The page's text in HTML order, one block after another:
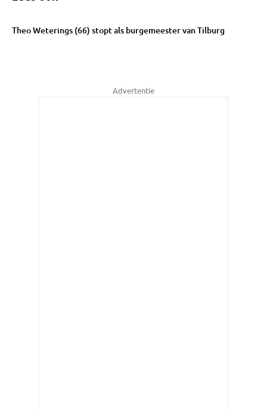
Theo Weterings (66) stopt als burgemeester van Tilburg
Advertentie